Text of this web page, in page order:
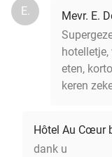
E.
Mevr. E.
hotelletje,
eten,
keren
Hôtel Au Cœur
dank u